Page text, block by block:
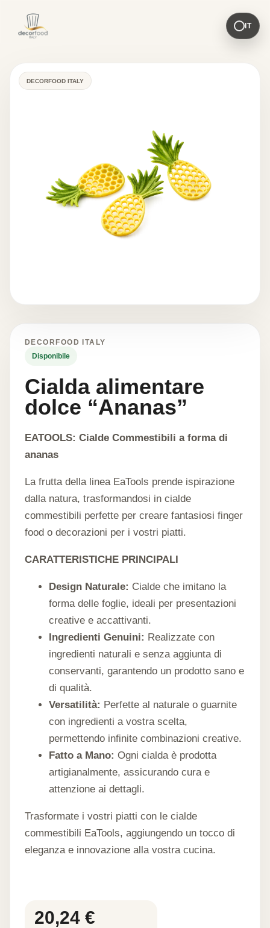
IT
DECORFOOD ITALY
DECORFOOD ITALY
Disponibile
Cialda alimentare
dolce “Ananas”
EATOOLS: Cialde Commestibili a forma di
ananas
La frutta della linea EaTools prende ispirazione
dalla natura, trasformandosi in cialde
commestibili perfette per creare fantasiosi finger
food o decorazioni per i vostri piatti.
CARATTERISTICHE PRINCIPALI
Design Naturale: Cialde che imitano la
forma delle foglie, ideali per presentazioni
creative e accattivanti.
Ingredienti Genuini: Realizzate con
ingredienti naturali e senza aggiunta di
conservanti, garantendo un prodotto sano e
di qualità.
Versatilità: Perfette al naturale o guarnite
con ingredienti a vostra scelta,
permettendo infinite combinazioni creative.
Fatto a Mano: Ogni cialda è prodotta
artigianalmente, assicurando cura e
attenzione ai dettagli.
Trasformate i vostri piatti con le cialde
commestibili EaTools, aggiungendo un tocco di
eleganza e innovazione alla vostra cucina.
20,24 €